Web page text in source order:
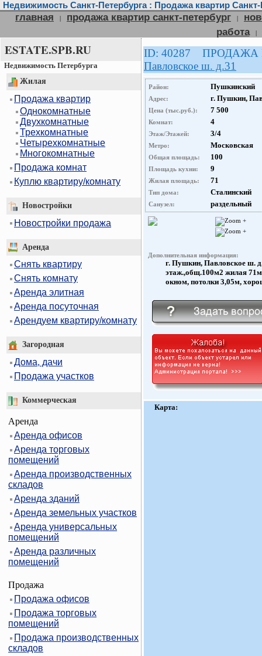
Недвижимость Санкт-Петербурга : Продажа квартир Санкт-
главная | продажа квартир санкт-петербург |
работа
|
ESTATE.SPB.RU
Недвижимость Петербурга
Жилая
Продажа квартир
Однокомнатные
Двухкомнатные
Трехкомнатные
Четырехкомнатные
Многокомнатные
Продажа комнат
Куплю квартиру/комнату
Новостройки
Новостройки продажа
Аренда
Снять квартиру
Снять комнату
Аренда элитная
Аренда посуточная
Арендуем квартиру/комнату
Загородная
Дома, дачи
Продажа участков
Коммерческая
Аренда
Аренда офисов
Аренда торговых
помещений
Аренда производственных
складов
Аренда зданий
Аренда земельных участков
Аренда универсальных
помещений
Аренда различных
помещений
Продажа
Продажа офисов
Продажа торговых
помещений
Продажа производственных
складов
ID: 40287
Павловское ш. д.31
Район: Пушкинский
Адрес: г. Пушкин,
Цена (тыс.руб.): 7 500
Комнат: 4
Этаж/Этажей: 3/4
Метро: Московская
Общая площадь: 100
Площадь кухни: 9
Жилая площадь: 71
Тип дома: Сталинский
Санузел: раздельный
Дополнительная информация:
г. Пушкин, Павловское ш.
этаж.,общ.100м2 жилая
окном, потолки 3,05м,
Карта: